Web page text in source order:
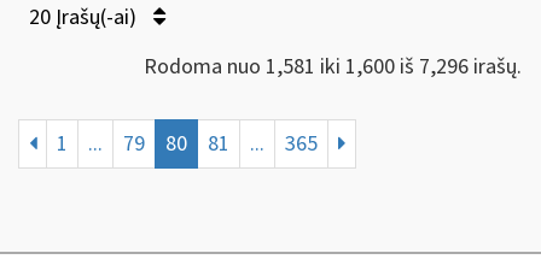
20 Įrašų(-ai)
Rodoma nuo 1,581 iki 1,600 iš 7,296 irašų.
1 ... 79 80 81 ... 365